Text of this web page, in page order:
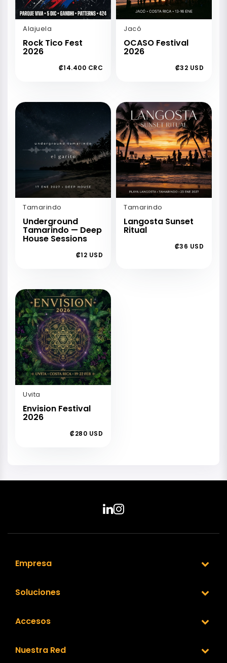
Alajuela
Rock Tico Fest
2026
₡14.400 CRC
Jacó
OCASO Festival
2026
₡32 USD
Tamarindo
Underground
Tamarindo — Deep
House Sessions
₡12 USD
Tamarindo
Langosta Sunset
Ritual
₡36 USD
Uvita
Envision Festival
2026
₡280 USD
Empresa
Soluciones
Accesos
Nuestra Red